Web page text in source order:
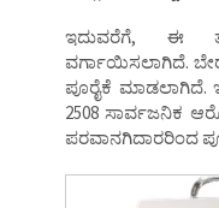
ಇದುವರೆಗೆ, ಈ
ವರ್ಗಾಯಿಸಲಾಗಿದೆ.
ಪೂರೈಕೆ ಮಾಡಲಾಗಿದೆ.
2508 ಸಾರ್ವಜನಿಕ
ಪರವಾನಗಿದಾರರಿಂದ